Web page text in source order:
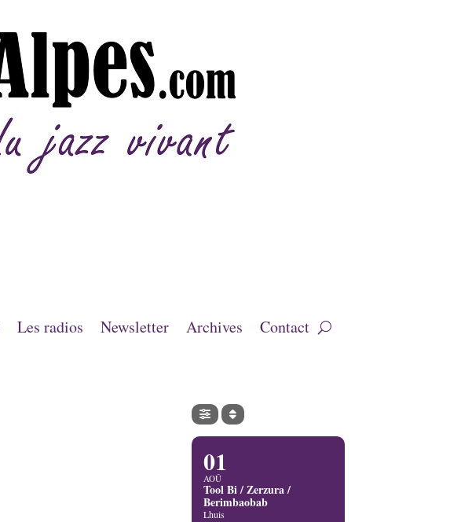
Les radios Newsletter Archives Contact
01
AOÛ
Tool Bi / Zerzura /
Berimbaobab
Lhuis